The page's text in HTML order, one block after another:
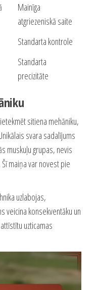
Mainīga
atgriezeniskā saite
Standarta kontrole
Standarta
precizitāte
sitiena mehāniku,
svara sadalījums
muskuļu grupas, nevis
maiņa var novest pie
uzlabojas,
veicina konsekventāku un
uzticamas